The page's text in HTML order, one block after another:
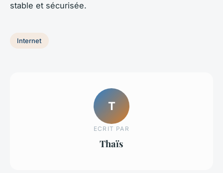
stable et sécurisée.
Internet
T
ECRIT PAR
Thaïs